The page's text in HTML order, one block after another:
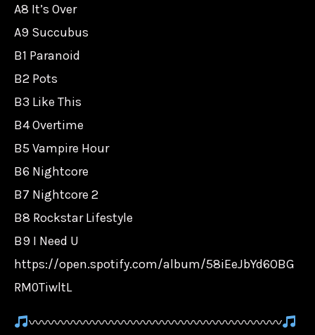
A8 It’s Over
A9 Succubus
B1 Paranoid
B2 Pots
B3 Like This
B4 Overtime
B5 Vampire Hour
B6 Nightcore
B7 Nightcore 2
B8 Rockstar Lifestyle
B9 I Need U
https://open.spotify.com/album/58iEeJbYd6OBG
RM0TiwltL
〰〰〰〰〰〰〰〰〰〰〰〰〰〰〰〰〰〰〰〰